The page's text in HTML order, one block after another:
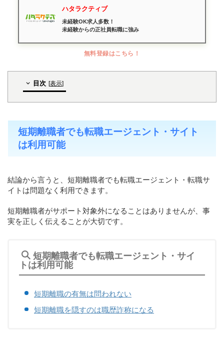
ハタラクティブ
未経験OK求人多数！
未経験からの正社員転職に強み
無料登録はこちら！
目次 [表示]
短期離職者でも転職エージェント・サイト
は利用可能
結論から言うと、短期離職者でも転職エージェント・転職サ
イトは問題なく利用できます。
短期離職者がサポート対象外になることはありませんが、事
実を正しく伝えることが大切です。
短期離職者でも転職エージェント・サイ
トは利用可能
短期離職の有無は問われない
短期離職を隠すのは職歴詐称になる